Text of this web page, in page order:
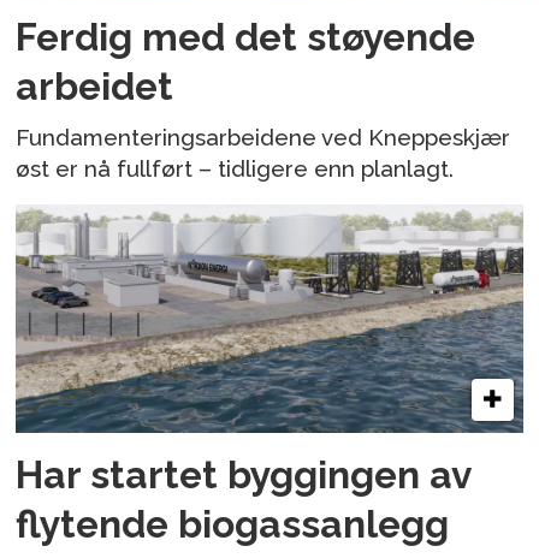
Ferdig med det støyende
arbeidet
Fundamenteringsarbeidene ved Kneppeskjær
øst er nå fullført – tidligere enn planlagt.
Har startet byggingen av
flytende biogassanlegg